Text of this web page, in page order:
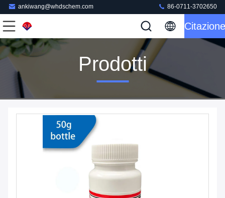
ankiwang@whdschem.com 86-0711-3702650
Citazione
Prodotti